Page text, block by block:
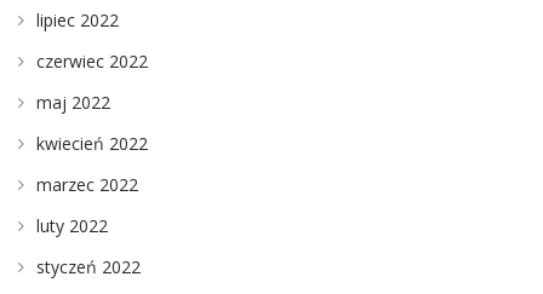
lipiec 2022
czerwiec 2022
maj 2022
kwiecień 2022
marzec 2022
luty 2022
styczeń 2022